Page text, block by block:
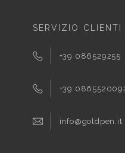
SERVIZIO CLIENTI
+39 086529255
+39
info@goldpen.it